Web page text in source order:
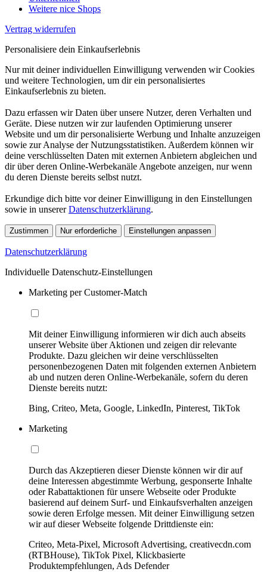
Weitere nice Shops
Vertrag widerrufen
Personalisiere dein Einkaufserlebnis
Nur mit deiner individuellen Einwilligung verwenden wir Cookies
und weitere Technologien, um dir ein personalisiertes
Einkaufserlebnis zu bieten.
Dazu erfassen wir Daten über unsere Nutzer, deren Verhalten und
Geräte. Diese nutzen wir zur laufenden Optimierung unserer
Website und um dir personalisierte Werbung und Inhalte anzuzeigen
sowie zur Analyse der Nutzungsstatistiken. Außerdem können wir
deine verschlüsselten Daten mit externen Anbietern abgleichen und
dir über deren Online-Werbekanäle Angebote anzeigen, nur wenn
du deren Dienste bereits selbst nutzt.
Erkundige dich bitte vor deiner Einwilligung in den Einstellungen
sowie in unsererDatenschutzerklärung.
Zustimmen Nur erforderliche Einstellungen anpassen
Datenschutzerklärung
Individuelle Datenschutz-Einstellungen
Marketing per Customer-Match
Mit deiner Einwilligung informieren wir dich auch abseits
unserer Website über Aktionen und zeigen dir relevante
Produkte. Dazu gleichen wir deine verschlüsselten
personenbezogenen Daten mit folgenden externen Anbietern
ab und nutzen deren Online-Werbekanäle, sofern du deren
Dienste bereits nutzt:
Bing, Criteo, Meta, Google, LinkedIn, Pinterest, TikTok
Marketing
Durch das Akzeptieren dieser Dienste können wir dir auf
deine Interessen abgestimmte Werbung, gesponserte Inhalte
oder Rabattaktionen für unsere Webseite oder Produkte
basierend auf deinem Surf- und Einkaufsverhalten anzeigen
sowie deren Erfolge messen. Mit deiner Einwilligung setzen
wir auf dieser Webseite folgende Drittdienste ein:
Criteo, Meta-Pixel, Microsoft Advertising, creativecdn.com
(RTBHouse), TikTok Pixel, Klickbasierte
Produktempfehlungen, Ads Defender